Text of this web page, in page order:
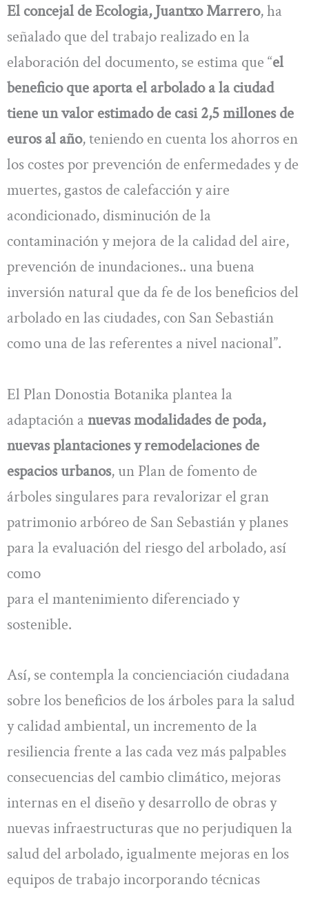
El concejal de Ecologia, Juantxo Marrero, ha
señalado que del trabajo realizado en la
elaboración del documento, se estima que “el
beneficio que aporta el arbolado a la ciudad
tiene un valor estimado de casi 2,5 millones de
euros al año, teniendo en cuenta los ahorros en
los costes por prevención de enfermedades y de
muertes, gastos de calefacción y aire
acondicionado, disminución de la
contaminación y mejora de la calidad del aire,
prevención de inundaciones.. una buena
inversión natural que da fe de los beneficios del
arbolado en las ciudades, con San Sebastián
como una de las referentes a nivel nacional”.
El Plan Donostia Botanika plantea la
adaptación a nuevas modalidades de poda,
nuevas plantaciones y remodelaciones de
espacios urbanos, un Plan de fomento de
árboles singulares para revalorizar el gran
patrimonio arbóreo de San Sebastián y planes
para la evaluación del riesgo del arbolado, así
como
para el mantenimiento diferenciado y
sostenible.
Así, se contempla la concienciación ciudadana
sobre los beneficios de los árboles para la salud
y calidad ambiental, un incremento de la
resiliencia frente a las cada vez más palpables
consecuencias del cambio climático, mejoras
internas en el diseño y desarrollo de obras y
nuevas infraestructuras que no perjudiquen la
salud del arbolado, igualmente mejoras en los
equipos de trabajo incorporando técnicas